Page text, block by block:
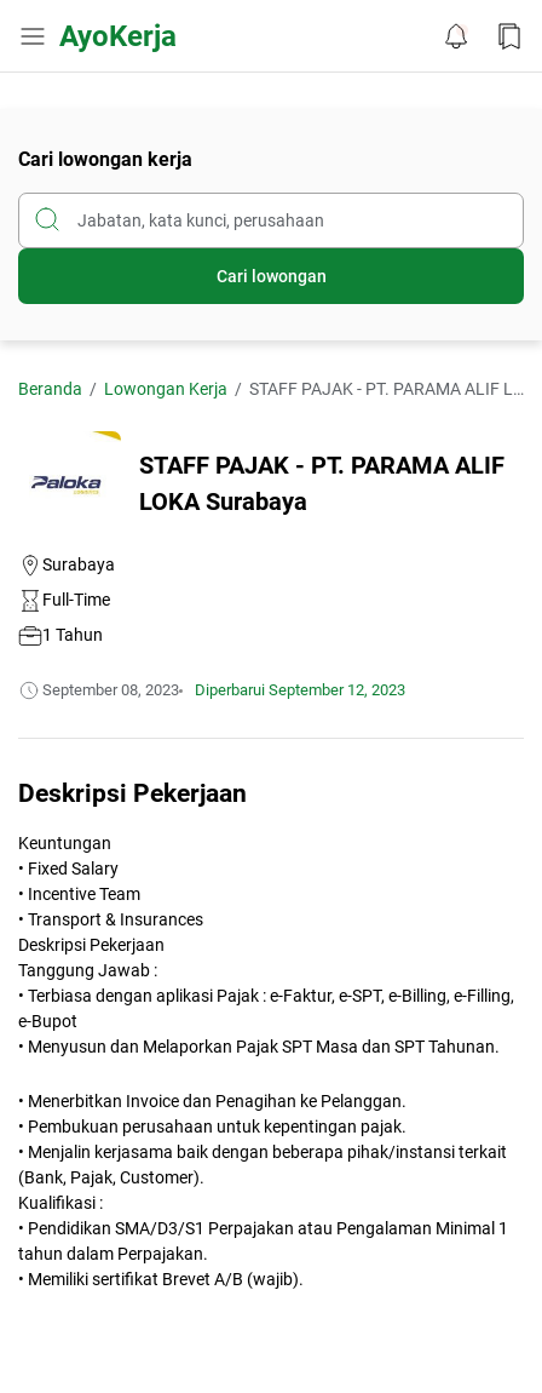
AyoKerja
Cari lowongan kerja
Cari lowongan
Beranda Lowongan Kerja STAFF PAJAK - PT. PARAMA ALIF LOKA Surabaya
STAFF PAJAK - PT. PARAMA ALIF
LOKA Surabaya
Surabaya
Full-Time
1 Tahun
September 08, 2023 Diperbarui September 12, 2023
Deskripsi Pekerjaan
Keuntungan
• Fixed Salary
• Incentive Team
• Transport & Insurances
Deskripsi Pekerjaan
Tanggung Jawab :
• Terbiasa dengan aplikasi Pajak : e-Faktur, e-SPT, e-Billing, e-Filling,
e-Bupot
• Menyusun dan Melaporkan Pajak SPT Masa dan SPT Tahunan.
• Menerbitkan Invoice dan Penagihan ke Pelanggan.
• Pembukuan perusahaan untuk kepentingan pajak.
• Menjalin kerjasama baik dengan beberapa pihak/instansi terkait
(Bank, Pajak, Customer).
Kualifikasi :
• Pendidikan SMA/D3/S1 Perpajakan atau Pengalaman Minimal 1
tahun dalam Perpajakan.
• Memiliki sertifikat Brevet A/B (wajib).